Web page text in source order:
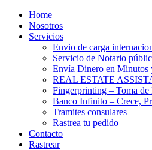
Home
Nosotros
Servicios
Envio de carga
Servicio de Notario
Envía Dinero en Minutos
REAL ESTATE
Fingerprinting – Toma de
Banco Infinito – Crece,
Tramites consulares
Rastrea tu pedido
Contacto
Rastrear